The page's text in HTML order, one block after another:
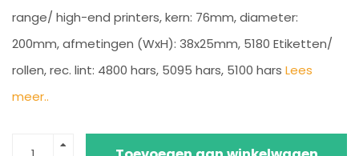
range/ high-end printers, kern: 76mm, diameter:
200mm, afmetingen (WxH): 38x25mm, 5180 Etiketten/
rollen, rec. lint: 4800 hars, 5095 hars, 5100 hars Lees
meer..